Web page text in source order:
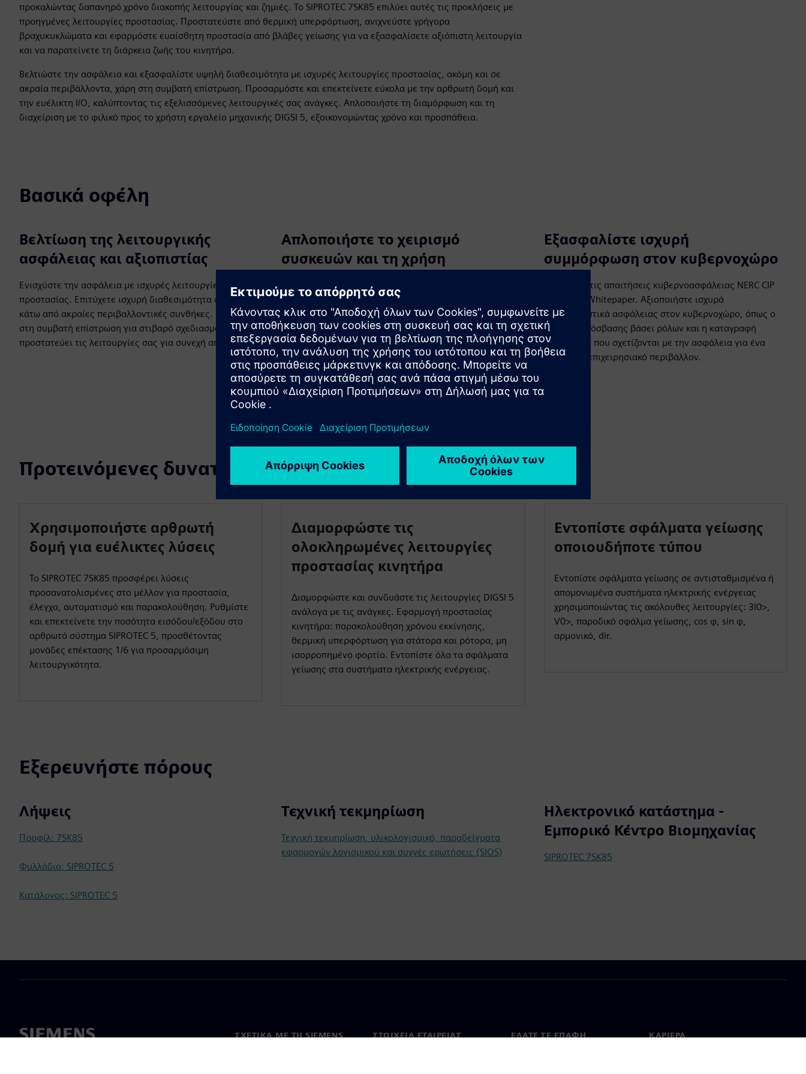
προκαλώντας δαπανηρό χρόνο διακοπής λειτουργίας και ζημιές. Το SIPROTEC 7SK85 επιλύει αυτές τις προκλήσεις με
προηγμένες λειτουργίες προστασίας. Προστατεύστε από θερμική υπερφόρτωση, ανιχνεύστε γρήγορα
βραχυκυκλώματα και εφαρμόστε ευαίσθητη προστασία από βλάβες γείωσης για να εξασφαλίσετε αξιόπιστη λειτουργία
και να παρατείνετε τη διάρκεια ζωής του κινητήρα.
Βελτιώστε την ασφάλεια και εξασφαλίστε υψηλή διαθεσιμότητα με ισχυρές λειτουργίες προστασίας, ακόμη και σε
ακραία περιβάλλοντα, χάρη στη συμβατή επίστρωση. Προσαρμόστε και επεκτείνετε εύκολα με την αρθρωτή δομή και
την ευέλικτη I/O, καλύπτοντας τις εξελισσόμενες λειτουργικές σας ανάγκες. Απλοποιήστε τη διαμόρφωση και τη
διαχείριση με το φιλικό προς το χρήστη εργαλείο μηχανικής DIGSI 5, εξοικονομώντας χρόνο και προσπάθεια.
Βασικά οφέλη
Βελτίωση της λειτουργικής
ασφάλειας και αξιοπιστίας
Ενισχύστε την ασφάλεια με ισχυρές λειτουργίες
προστασίας. Επιτύχετε ισχυρή διαθεσιμότητα ακόμη και
κάτω από ακραίες περιβαλλοντικές συνθήκες. Βασιστείτε
στη συμβατή επίστρωση για στιβαρό σχεδιασμό που
προστατεύει τις λειτουργίες σας για συνεχή απόδοση.
Απλοποιήστε το χειρισμό
συσκευών και τη χρήση
προς το χρήστη σχεδιασμό. Αποκτήστε πρόσβαση στη
συσκευή γρήγορα και με ασφάλεια μέσω ενός τυπικού
προγράμματος περιήγησης ιστού. Δείτε όλες τις
πληροφορίες και τα διαγνωστικά δεδομένα,
συμπεριλαμβανομένων διανυσματικών διαγραμμάτων και
σελίδων μονής γραμμής.
Εξασφαλίστε ισχυρή
συμμόρφωση στον κυβερνοχώρο
Πληρώστε τις απαιτήσεις κυβερνοασφάλειας NERC CIP
και BDEW Whitepaper. Αξιοποιήστε ισχυρά
χαρακτηριστικά ασφάλειας στον κυβερνοχώρο, όπως ο
έλεγχος πρόσβασης βάσει ρόλων και η καταγραφή
συμβάντων που σχετίζονται με την ασφάλεια για ένα
αξιόπιστο επιχειρησιακό περιβάλλον.
Προτεινόμενες δυνατότητες
Χρησιμοποιήστε αρθρωτή
δομή για ευέλικτες λύσεις
Το SIPROTEC 7SK85 προσφέρει λύσεις
προσανατολισμένες στο μέλλον για προστασία,
έλεγχο, αυτοματισμό και παρακολούθηση. Ρυθμίστε
και επεκτείνετε την ποσότητα εισόδου/εξόδου στο
αρθρωτό σύστημα SIPROTEC 5, προσθέτοντας
μονάδες επέκτασης 1/6 για προσαρμόσιμη
λειτουργικότητα.
Διαμορφώστε τις
ολοκληρωμένες λειτουργίες
προστασίας κινητήρα
Διαμορφώστε και συνδυάστε τις λειτουργίες DIGSI 5
ανάλογα με τις ανάγκες. Εφαρμογή προστασίας
κινητήρα: παρακολούθηση χρόνου εκκίνησης,
θερμική υπερφόρτωση για στάτορα και ρότορα, μη
ισορροπημένο φορτίο. Εντοπίστε όλα τα σφάλματα
γείωσης στα συστήματα ηλεκτρικής ενέργειας.
Εντοπίστε σφάλματα γείωσης
οποιουδήποτε τύπου
Εντοπίστε σφάλματα γείωσης σε αντισταθμισμένα ή
απομονωμένα συστήματα ηλεκτρικής ενέργειας
χρησιμοποιώντας τις ακόλουθες λειτουργίες: 3I0>,
V0>, παροδικό σφάλμα γείωσης, cos φ, sin φ,
αρμονικό, dir.
Εξερευνήστε πόρους
Λήψεις
Προφίλ: 7SK85
Φυλλάδιο: SIPROTEC 5
Κατάλογος: SIPROTEC 5
Τεχνική τεκμηρίωση
Τεχνική τεκμηρίωση, υλικολογισμικό, παραδείγματα
εφαρμογών λογισμικού και συχνές ερωτήσεις (SIOS)
Ηλεκτρονικό κατάστημα -
Εμπορικό Κέντρο Βιομηχανίας
SIPROTEC 7SK85
ΣΧΕΤΙΚΆ ΜΕ ΤΗ SIEMENS ΣΤΟΙΧΕΊΑ ΕΤΑΙΡΕΊΑΣ ΕΛΆΤΕ ΣΕ ΕΠΑΦΉ ΚΑΡΙΈΡΑ